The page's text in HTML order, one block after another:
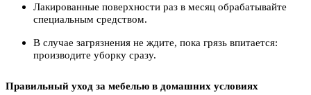
Лакированные поверхности раз в месяц обрабатывайте
специальным средством.
В случае загрязнения не ждите, пока грязь впитается:
производите уборку сразу.
Правильный уход за мебелью в домашних условиях